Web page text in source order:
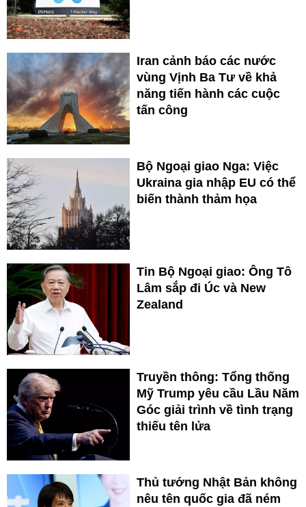
Iran cảnh báo các nước
vùng Vịnh Ba Tư về khả
năng tiến hành các cuộc
tấn công
Bộ Ngoại giao Nga: Việc
Ukraina gia nhập EU có thể
biến thành thảm họa
Tin Bộ Ngoại giao: Ông Tô
Lâm sắp đi Úc và New
Zealand
Truyền thông: Tổng thống
Mỹ Trump yêu cầu Lầu Năm
Góc giải trình về tình trạng
thiếu tên lửa
Thủ tướng Nhật Bản không
nêu tên quốc gia đã ném